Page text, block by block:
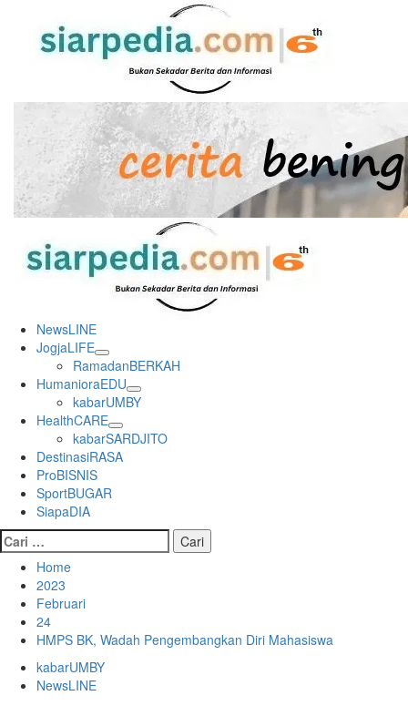
content
NewsLINE
JogjaLIFE
RamadanBERKAH
HumanioraEDU
kabarUMBY
HealthCARE
kabarSARDJITO
DestinasiRASA
ProBISNIS
SportBUGAR
SiapaDIA
Cari
untuk:
Home
2023
Februari
24
HMPS BK, Wadah Pengembangkan Diri Mahasiswa
kabarUMBY
NewsLINE